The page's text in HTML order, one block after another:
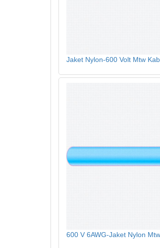
Jaket Nylon-600 Volt Mtw
600 V 6AWG-Jaket Nylon